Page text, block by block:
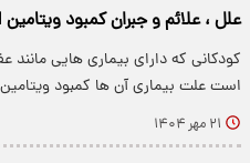
علل ، علائم و جبران کمبود ویتامین d در کودکان
کودکانی که دارای بیماری هایی
است علت بیماری آن ها کمبود ویتامین d در بدنشان باشد…
۲۱ مهر ۱۴۰۴